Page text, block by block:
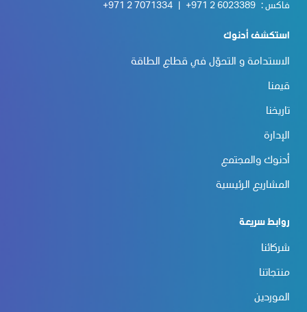
فاكس : +971 2 6023389
+971 2 7071334
استكشف أدنوك
الاستدامة و التحوّل في قطاع الطاقة
قيمنا
تاريخنا
الإدارة
أدنوك والمجتمع
المشاريع الرئيسية
روابط سريعة
شركائنا
منتجاتنا
الموردين